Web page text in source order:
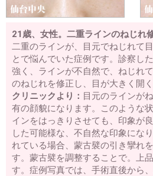
21歳、女性。二重ラインのねじれ
二重のラインが、目元でねじれて
とで悩んでいた症例です。診察し
強く、ラインが不自然で、ねじれ
のねじれを修正し、目が大きく開
クリニックより： 目元のラインが
有の顔貌になります。このような
インをはっきりさせても、印象が
した可能様な、不自然な印象にな
れている場合、蒙古襞の引き攣れ
す。蒙古襞を調整することで。上
す。症例写真では、手術直後から